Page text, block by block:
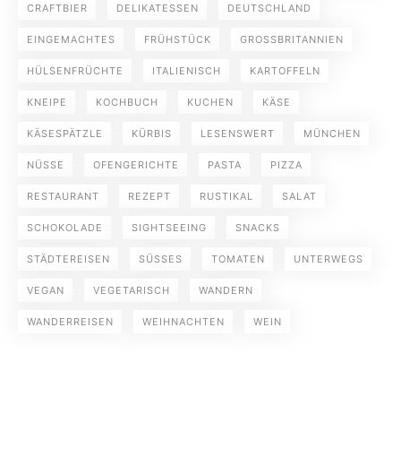
CRAFTBIER DELIKATESSEN DEUTSCHLAND
EINGEMACHTES FRÜHSTÜCK GROSSBRITANNIEN
HÜLSENFRÜCHTE ITALIENISCH KARTOFFELN
KNEIPE KOCHBUCH KUCHEN KÄSE
KÄSESPÄTZLE KÜRBIS LESENSWERT MÜNCHEN
NÜSSE OFENGERICHTE PASTA PIZZA
RESTAURANT REZEPT RUSTIKAL SALAT
SCHOKOLADE SIGHTSEEING SNACKS
STÄDTEREISEN SÜSSES TOMATEN UNTERWEGS
VEGAN VEGETARISCH WANDERN
WANDERREISEN WEIHNACHTEN WEIN